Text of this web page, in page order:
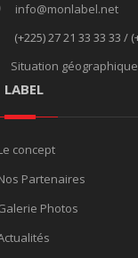
info@monlabel.net
(+225) 27 21 33 33 33 /
Situation géographique
LABEL
concept
Partenaires
Photos